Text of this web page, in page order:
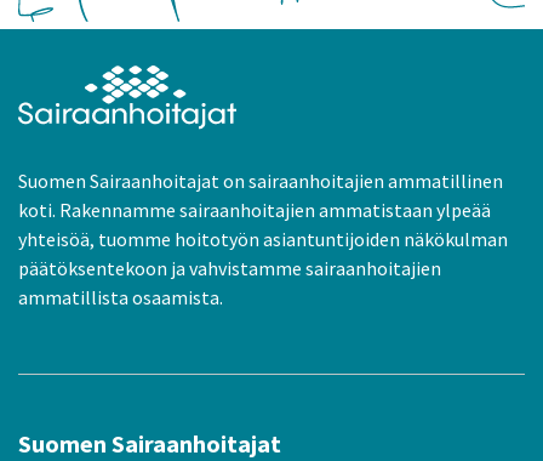
Suomen Sairaanhoitajat on sairaanhoitajien ammatillinen
koti. Rakennamme sairaanhoitajien ammatistaan ylpeää
yhteisöä, tuomme hoitotyön asiantuntijoiden näkökulman
päätöksentekoon ja vahvistamme sairaanhoitajien
ammatillista osaamista.
Suomen Sairaanhoitajat